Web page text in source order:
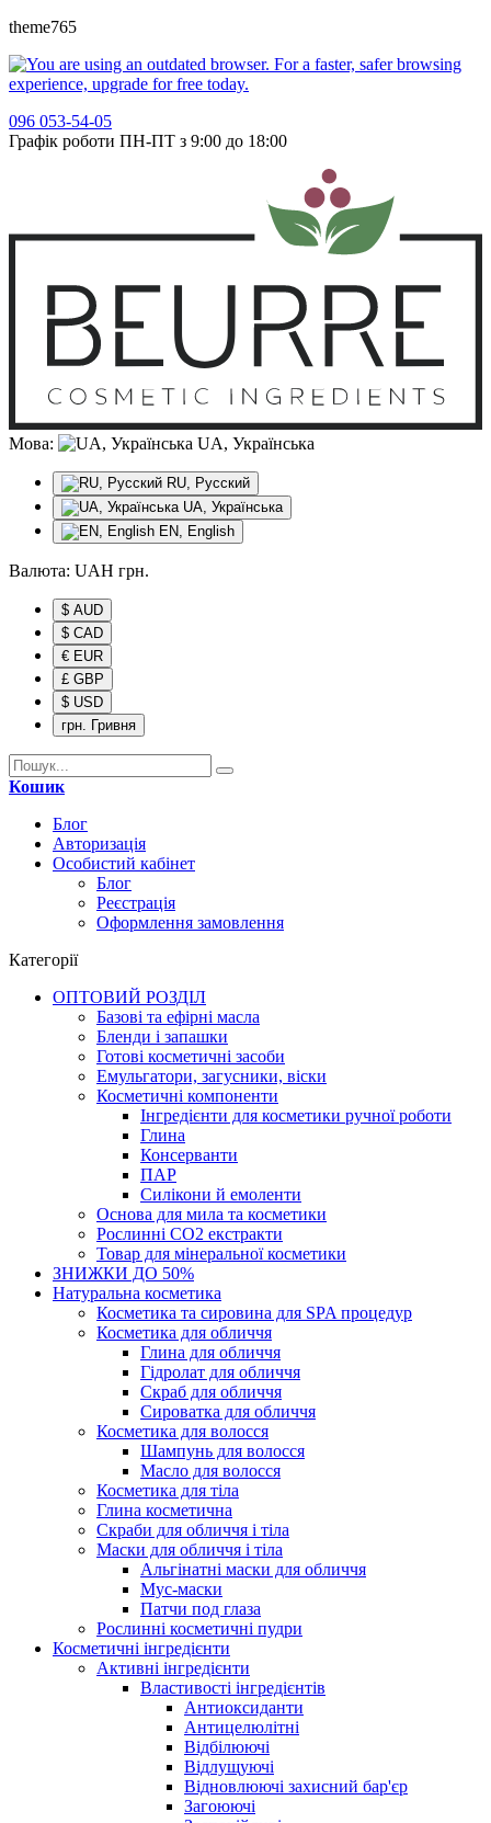
theme765
096 053-54-05
Графік роботи ПН-ПТ з 9:00 до 18:00
Мова: UA, Українська
RU, Русский
UA, Українська
EN, English
Валюта: UAH грн.
$ AUD
$ CAD
€ EUR
£ GBP
$ USD
грн. Гривня
Кошик
Блог
Авторизація
Особистий кабінет
Блог
Реєстрація
Оформлення замовлення
Категорії
ОПТОВИЙ РОЗДІЛ
Базові та ефірні масла
Бленди і запашки
Готові косметичні засоби
Емульгатори, загусники, віски
Косметичні компоненти
Інгредієнти для косметики ручної роботи
Глина
Консерванти
ПАР
Силікони й емоленти
Основа для мила та косметики
Рослинні СО2 екстракти
Товар для мінеральної косметики
ЗНИЖКИ ДО 50%
Натуральна косметика
Косметика та сировина для SPA процедур
Косметика для обличчя
Глина для обличчя
Гідролат для обличчя
Скраб для обличчя
Сироватка для обличчя
Косметика для волосся
Шампунь для волосся
Масло для волосся
Косметика для тіла
Глина косметична
Скраби для обличчя і тіла
Маски для обличчя і тіла
Альгінатні маски для обличчя
Мус-маски
Патчи под глаза
Рослинні косметичні пудри
Косметичні інгредієнти
Активні інгредієнти
Властивості інгредієнтів
Антиоксиданти
Антицелюлітні
Відбілюючі
Відлущуючі
Відновлюючі захисний бар'єр
Загоюючі